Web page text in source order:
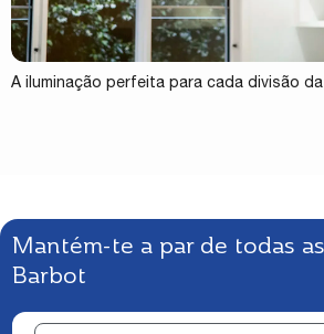
A iluminação perfeita para cada divisão
Mantém-te a par de todas
Barbot